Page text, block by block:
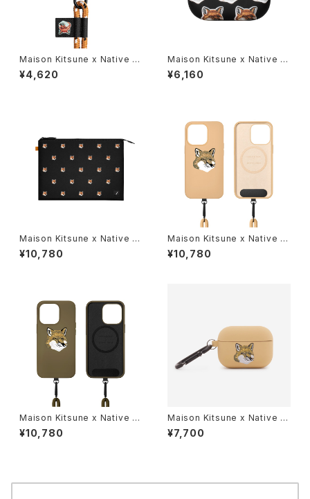
Maison Kitsune x Native U
nion ALL OVER FOX HEAD
SLING メゾンキツネ ショルダー
¥4,620
Maison Kitsune x Native U
nion ALL OVER FOX HEAD
CASE for AirPods Pro 2 メゾ
¥6,160
Maison Kitsune x Native U
nion ALL OVER FOX HEAD
SLEEVE for Macbook（13/1
¥10,780
Maison Kitsune x Native U
nion MONOCHROME FOX
HEAD SLING CASE FOR IPH
¥10,780
Maison Kitsune x Native U
nion MONOCHROME FOX
HEAD SLING CASE FOR IPH
¥10,780
Maison Kitsune x Native U
nion MONOCHROME FOX
HEAD CASE FOR AIRPODS
¥7,700